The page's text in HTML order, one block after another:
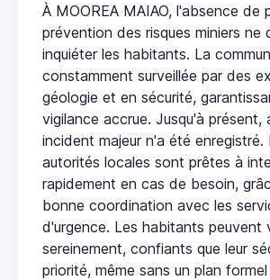
À MOOREA MAIAO, l'absence de
prévention des risques miniers ne
inquiéter les habitants. La
constamment surveillée par des
géologie et en sécurité,
vigilance accrue. Jusqu'à présent,
incident majeur n'a été enregistré.
autorités locales sont prêtes à
rapidement en cas de besoin,
bonne coordination avec les
d'urgence. Les habitants peuvent
sereinement, confiants que leur
priorité, même sans un plan